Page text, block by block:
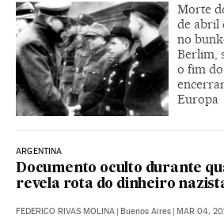
Morte
de abril
no
Berlim,
o fim
Europa
ARGENTINA
Documento oculto durante
revela rota do dinheiro
FEDERICO RIVAS MOLINA | Buenos Aires | MAR 04,